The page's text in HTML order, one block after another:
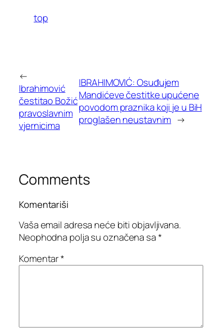
top
←
Ibrahimović
čestitao Božić
pravoslavnim
vjernicima
IBRAHIMOVIĆ: Osuđujem
Mandićeve čestitke upućene
povodom praznika koji je u BiH
proglašen neustavnim →
Comments
Komentariši
Vaša email adresa neće biti objavljivana.
Neophodna polja su označena sa*
Komentar*